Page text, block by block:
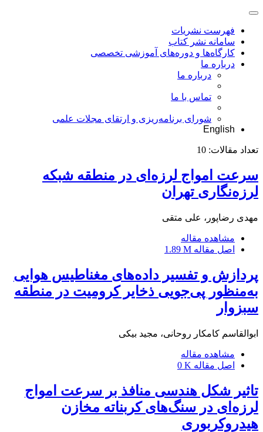
فهرست نشریات
سامانه نشر کتاب
کارگاه‌ها و دوره‌های آموزشی تخصصی
درباره ما
درباره ما
تماس با ما
شورای برنامه‌ریزی و ارتقای مجلات علمی
English
تعداد مقالات: 10
سرعت امواج لرزه‌ای در منطقه شبکه
لرزه‌نگاری تهران
مهدی رضاپور، علی متقی
مشاهده مقاله
اصل مقاله 1.89 M
پردازش و تفسیر داده‌های مغناطیس هوایی
به‌منظور پی‌جویی ذخایر کرومیت در منطقه
سبزوار
ابوالقاسم کامکار روحانی، مجید بیکی
مشاهده مقاله
اصل مقاله 0 K
تاثیر شکل هندسی منافذ بر سرعت امواج
لرزه‌ای در سنگ‌های کربناته مخازن
هیدروکربوری